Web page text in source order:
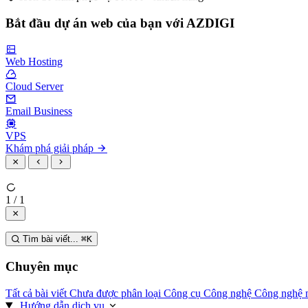
Bắt đầu dự án web của bạn với AZDIGI
Web Hosting
Cloud Server
Email Business
VPS
Khám phá giải pháp
1 / 1
Tìm bài viết... ⌘K
Chuyên mục
Tất cả bài viết Chưa được phân loại Công cụ Công nghệ Công nghệ
Hướng dẫn dịch vụ